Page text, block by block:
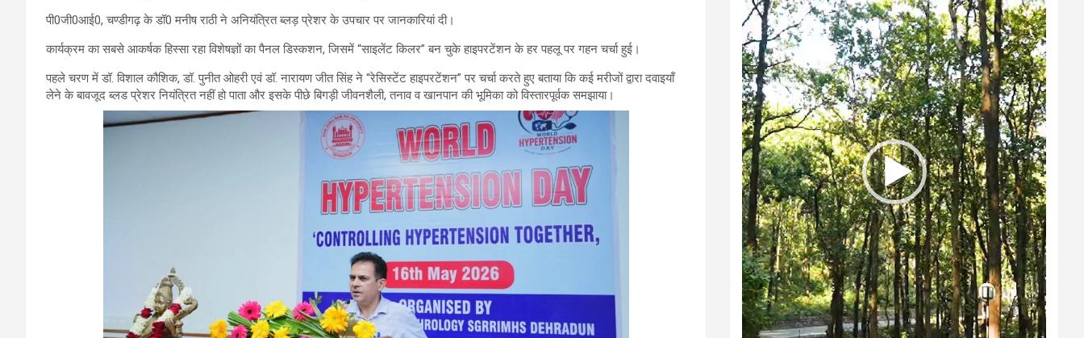
पी0जी0आई0, चण्डीगढ़ के डॉ0 मनीष राठी ने अनियंत्रित ब्लड़ प्रेशर के उपचार पर जानकारियां दी।
कार्यक्रम का सबसे आकर्षक हिस्सा रहा विशेषज्ञों का पैनल डिस्कशन, जिसमें “साइलेंट किलर” बन चुके हाइपरटेंशन के हर पहलू पर गहन चर्चा हुई।
पहले चरण में डॉ. विशाल कौशिक, डॉ. पुनीत ओहरी एवं डॉ. नारायण जीत सिंह ने “रेसिस्टेंट हाइपरटेंशन” पर चर्चा करते हुए बताया कि कई मरीजों द्वारा दवाइयॉं
लेने के बावजूद ब्लड प्रेशर नियंत्रित नहीं हो पाता और इसके पीछे बिगड़ी जीवनशैली, तनाव व खानपान की भूमिका को विस्तारपूर्वक समझाया।